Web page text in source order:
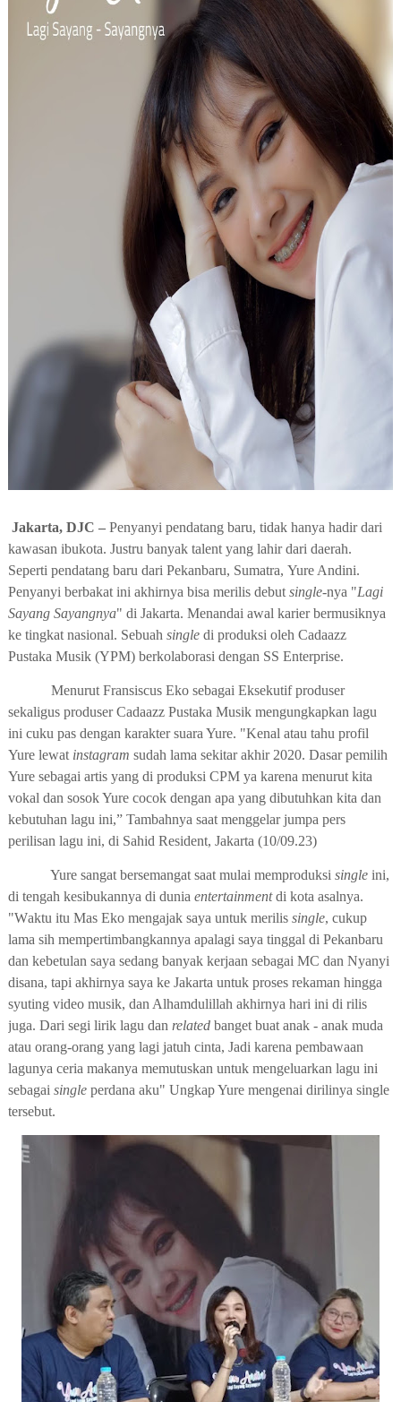
Jakarta, DJC –Penyanyi pendatang baru, tidak hanya hadir dari
kawasan ibukota. Justru banyak talent yang lahir dari daerah.
Seperti pendatang baru dari Pekanbaru, Sumatra, Yure Andini.
Penyanyi berbakat ini akhirnya bisa merilis debut single-nya "Lagi
Sayang Sayangnya" di Jakarta. Menandai awal karier bermusiknya
ke tingkat nasional. Sebuah single di produksi oleh Cadaazz
Pustaka Musik (YPM) berkolaborasi dengan SS Enterprise.
Menurut Fransiscus Eko sebagai Eksekutif produser
sekaligus produser Cadaazz Pustaka Musikmengungkapkan lagu
ini cuku pas dengan karakter suara Yure. "Kenal atau tahu profil
Yure lewat instagram sudah lama sekitar akhir 2020. Dasar pemilih
Yure sebagai artis yang di produksi CPM ya karena menurut kita
vokal dan sosok Yure cocok dengan apa yang dibutuhkan kita dan
kebutuhan lagu ini,” Tambahnya saat menggelar jumpa pers
perilisan lagu ini, di Sahid Resident, Jakarta (10/09.23)
Yure sangat bersemangat saat mulai memproduksi singleini,
di tengah kesibukannya di dunia entertainmentdi kota asalnya.
"Waktu itu Mas Eko mengajak saya untuk merilis single, cukup
lama sih mempertimbangkannya apalagi saya tinggal di Pekanbaru
dan kebetulan saya sedang banyak kerjaan sebagai MC dan Nyanyi
disana, tapi akhirnya saya ke Jakarta untuk proses rekaman hingga
syuting video musik, dan Alhamdulillah akhirnya hari ini di rilis
juga. Dari segi lirik lagu dan relatedbanget buat anak - anak muda
atau orang-orang yang lagi jatuh cinta, Jadi karena pembawaan
lagunya ceria makanya memutuskan untuk mengeluarkan lagu ini
sebagai singleperdana aku" UngkapYuremengenai dirilinya single
tersebut.